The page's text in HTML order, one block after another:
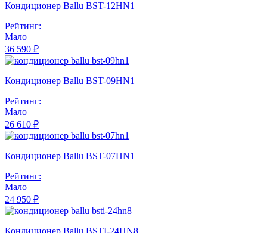
Кондиционер Ballu BST-12HN1
Рейтинг:
Мало
36 590 ₽
Кондиционер Ballu BST-09HN1
Рейтинг:
Мало
26 610 ₽
Кондиционер Ballu BST-07HN1
Рейтинг:
Мало
24 950 ₽